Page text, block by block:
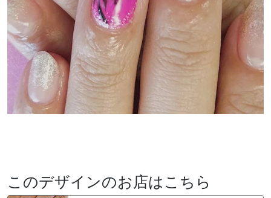
このデザインのお店はこちら